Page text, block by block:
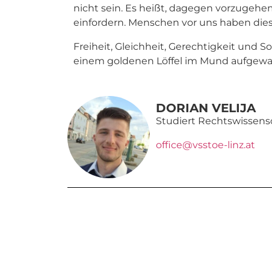
nicht sein. Es heißt, dagegen
einfordern. Menschen vor uns haben
Freiheit, Gleichheit, Gerechtigkeit und
einem goldenen Löffel im Mund
DORIAN VELIJA
Studiert
office@vsstoe-linz.at